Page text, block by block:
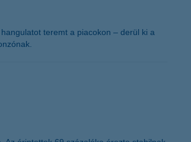
teremt a piacokon – derül ki a